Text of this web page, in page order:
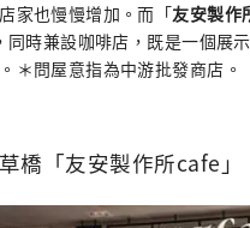
家也慢慢增加。而「友安製作
同時兼設咖啡店，既是一個展
＊問屋意指為中游批發商店。
橋「友安製作所cafe」